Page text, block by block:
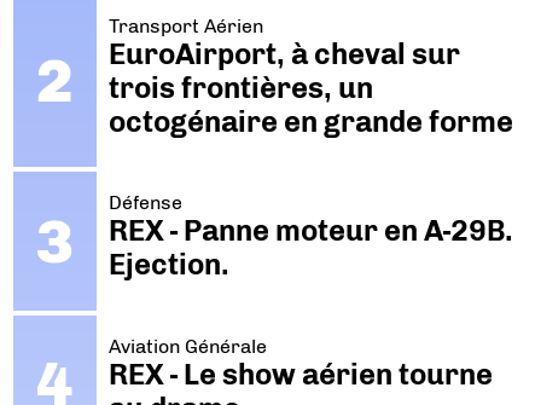
Transport Aérien
EuroAirport, à cheval sur
trois frontières, un
octogénaire en grande forme
Défense
REX - Panne moteur en A-29B.
Ejection.
Aviation Générale
REX - Le show aérien tourne